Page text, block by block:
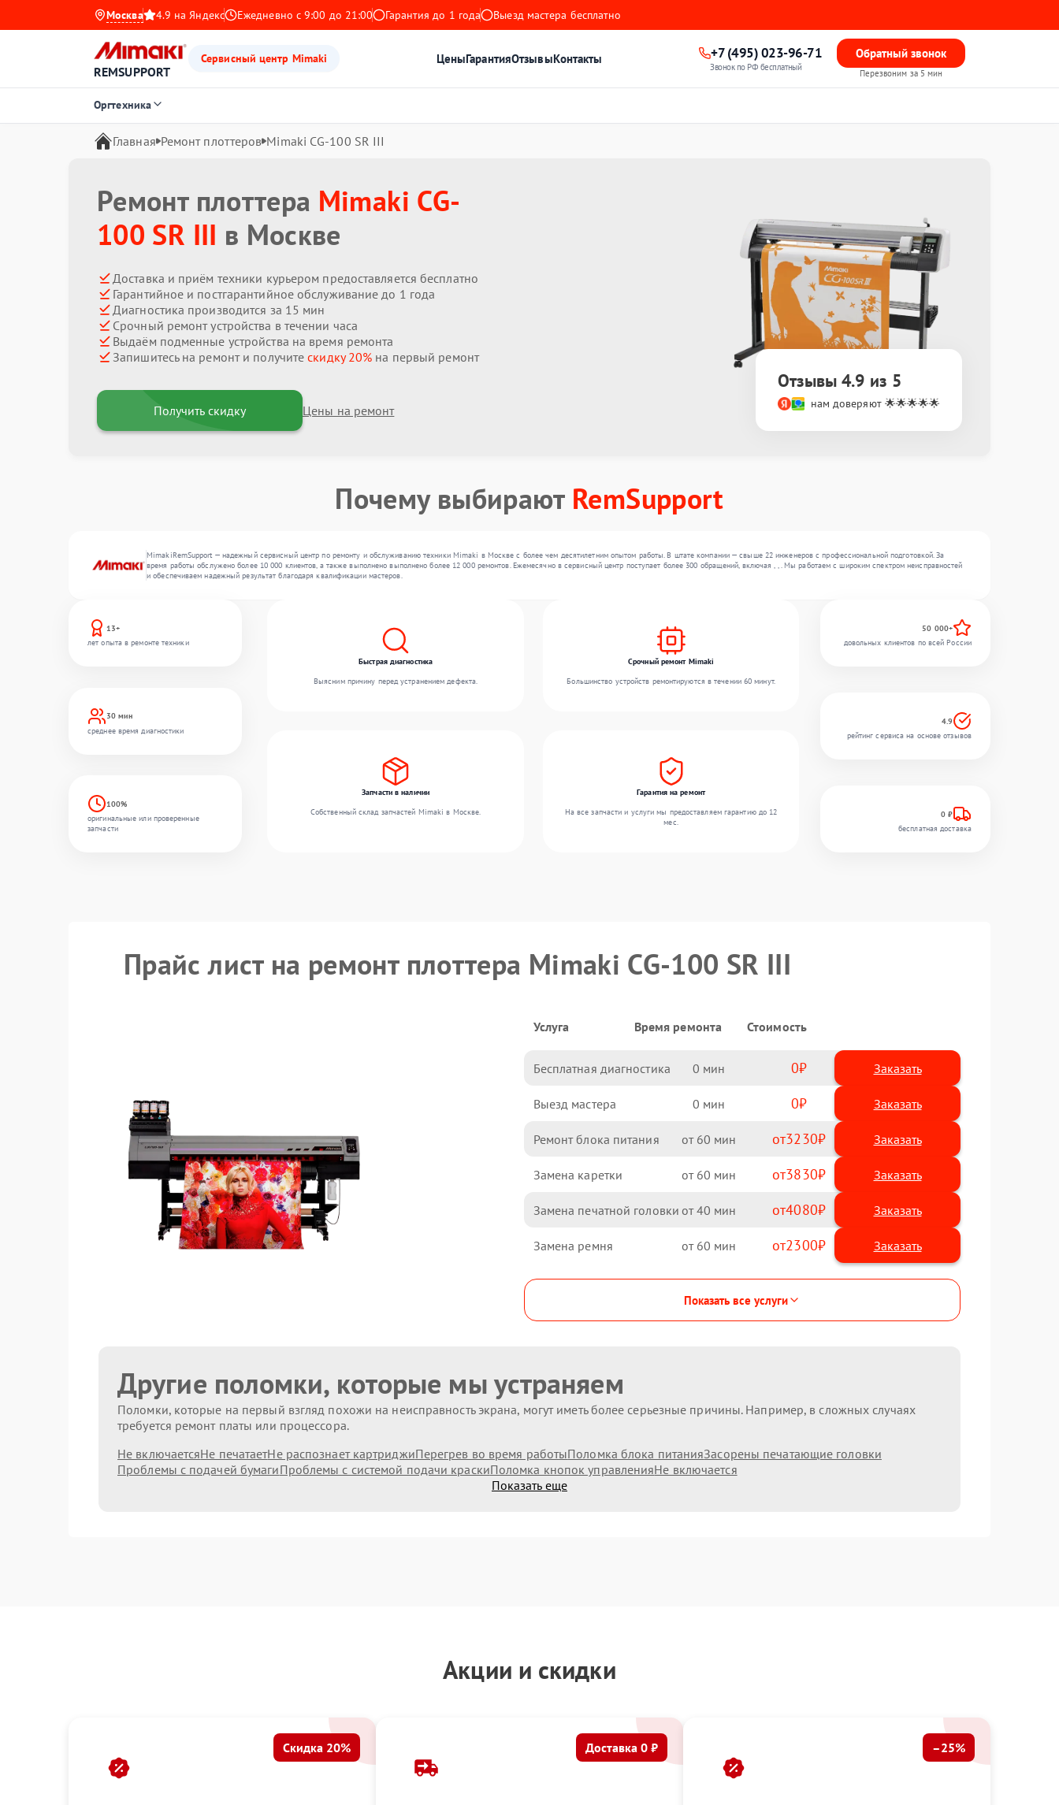
Москва 4.9 на Яндекс Ежедневно с 9:00 до 21:00 Гарантия до 1 года Выезд мастера бесплатно
REMSUPPORT
Сервисный центр Mimaki ЦеныГарантияОтзывыКонтакты +7 (495) 023-96-71
Звонок по РФ бесплатный
Обратный звонок
Перезвоним за 5 мин
Оргтехника
Главная Ремонт плоттеров Mimaki CG-100 SR III
Ремонт плоттера Mimaki CG-
100 SR III в Москве
Доставка и приём техники курьером предоставляется бесплатно
Гарантийное и постгарантийное обслуживание до 1 года
Диагностика производится за 15 мин
Срочный ремонт устройства в течении часа
Выдаём подменные устройства на время ремонта
Запишитесь на ремонт и получитескидку 20% на первый ремонт
Получить скидку Цены на ремонт
Отзывы 4.9 из 5
нам доверяют 🌟🌟🌟🌟🌟
Почему выбирают RemSupport
MimakiRemSupport — надежный сервисный центр по ремонту и обслуживанию техники Mimaki в Москве с более чем десятилетним опытом работы. В штате компании — свыше 22 инженеров с профессиональной подготовкой. За
время работы обслужено более 10 000 клиентов, а также выполнено выполнено более 12 000 ремонтов. Ежемесячно в сервисный центр поступает более 300 обращений, включая , , . Мы работаем с широким спектром неисправностей
и обеспечиваем надежный результат благодаря квалификации мастеров.
13+
лет опыта в ремонте техники
30 мин
среднее время диагностики
100%
оригинальные или проверенные
запчасти
Быстрая диагностика
Выясним причину перед устранением дефекта.
Срочный ремонт Mimaki
Большинство устройств ремонтируются в течении 60 минут.
Запчасти в наличии
Собственный склад запчастей Mimaki в Москве.
Гарантия на ремонт
На все запчасти и услуги мы предоставляем гарантию до 12
мес.
50 000+
довольных клиентов по всей России
4.9
рейтинг сервиса на основе отзывов
0 ₽
бесплатная доставка
Прайс лист на ремонт плоттера Mimaki CG-100 SR III
Услуга Время ремонта Стоимость
Бесплатная диагностика 0 0 Заказать
Выезд мастера 0 0 Заказать
Ремонт блока питания 60 3230
Замена каретки 60 3830
Замена печатной головки 40 4080
Замена ремня 60 2300
Показать все услуги
Другие поломки, которые мы устраняем
Поломки, которые на первый взгляд похожи на неисправность экрана, могут иметь более серьезные причины. Например, в сложных случаях
требуется ремонт платы или процессора.
Не включаетсяНе печатаетНе распознает картриджиПерегрев во время работыПоломка блока питанияЗасорены печатающие головки
Проблемы с подачей бумагиПроблемы с системой подачи краскиПоломка кнопок управленияНе включается
Показать еще
Акции и скидки
Скидка 20% Доставка 0 ₽ –25%